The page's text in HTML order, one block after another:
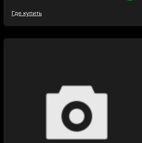
Где купить